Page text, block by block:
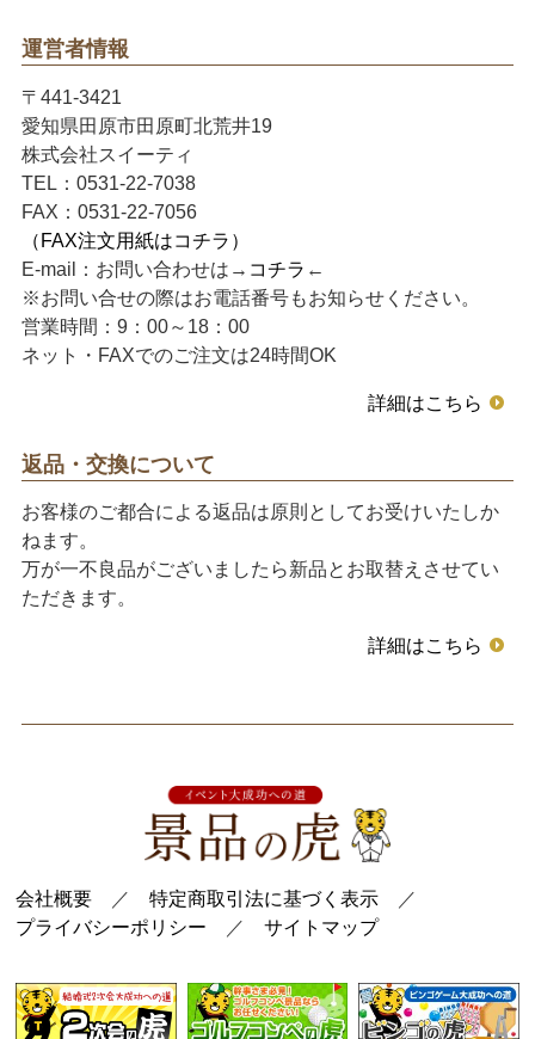
運営者情報
〒441-3421
愛知県田原市田原町北荒井19
株式会社スイーティ
TEL：0531-22-7038
FAX：0531-22-7056
（FAX注文用紙はコチラ）
E-mail：お問い合わせは→ コチラ ←
※お問い合せの際はお電話番号もお知らせください。
営業時間：9：00～18：00
ネット・FAXでのご注文は24時間OK
詳細はこちら
返品・交換について
お客様のご都合による返品は原則としてお受けいたしか
ねます。
万が一不良品がございましたら新品とお取替えさせてい
ただきます。
詳細はこちら
会社概要 ／特定商取引法に基づく表示 ／
プライバシーポリシー ／サイトマップ